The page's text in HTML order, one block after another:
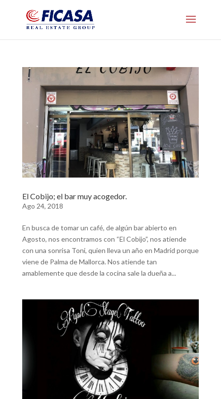
El Cobijo; el bar muy acogedor.
Ago 24, 2018
En busca de tomar un café, de algún bar abierto en
Agosto, nos encontramos con “El Cobijo”, nos atiende
con una sonrisa Toni, quien lleva un año en Madrid porque
viene de Palma de Mallorca. Nos atiende tan
amablemente que desde la cocina sale la dueña a...